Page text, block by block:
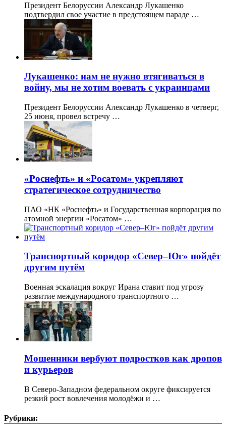
Президент Белоруссии Александр Лукашенко
подтвердил свое участие в предстоящем параде …
Лукашенко: нам не нужно втягиваться в
войну, мы не хотим воевать с украинцами
Президент Белоруссии Александр Лукашенко в четверг,
25 июня, провел встречу …
«Роснефть» и «Росатом» укрепляют
стратегическое сотрудничество
ПАО «НК «Роснефть» и Государственная корпорация по
атомной энергии «Росатом» …
Транспортный коридор «Север–Юг» пойдёт
другим путём
Военная эскалация вокруг Ирана ставит под угрозу
развитие международного транспортного …
Мошенники вербуют подростков как дропов
и курьеров
В Северо-Западном федеральном округе фиксируется
резкий рост вовлечения молодёжи и …
Рубрики: